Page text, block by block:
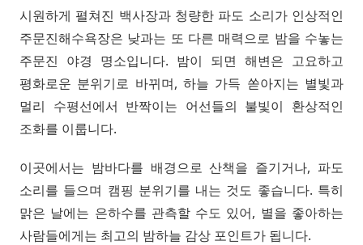
시원하게 펼쳐진 백사장과 청량한 파도 소리가 인상적인
주문진해수욕장은 낮과는 또 다른 매력으로 밤을 수놓는
주문진 야경 명소입니다. 밤이 되면 해변은 고요하고
평화로운 분위기로 바뀌며, 하늘 가득 쏟아지는 별빛과
멀리 수평선에서 반짝이는 어선들의 불빛이 환상적인
조화를 이룹니다.
이곳에서는 밤바다를 배경으로 산책을 즐기거나, 파도
소리를 들으며 캠핑 분위기를 내는 것도 좋습니다. 특히
맑은 날에는 은하수를 관측할 수도 있어, 별을 좋아하는
사람들에게는 최고의 밤하늘 감상 포인트가 됩니다.